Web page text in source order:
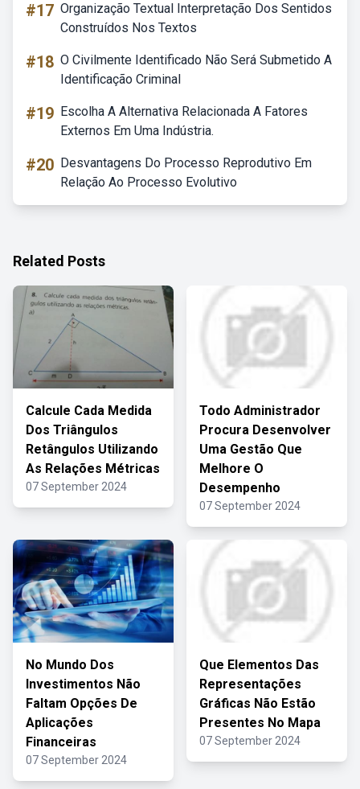
#17 Organização Textual Interpretação Dos Sentidos
Construídos Nos Textos
#18 O Civilmente Identificado Não Será Submetido A
Identificação Criminal
#19 Escolha A Alternativa Relacionada A Fatores
Externos Em Uma Indústria.
#20 Desvantagens Do Processo Reprodutivo Em
Relação Ao Processo Evolutivo
Related Posts
Calcule Cada Medida
Dos Triângulos
Retângulos Utilizando
As Relações Métricas
07 September 2024
Todo Administrador
Procura Desenvolver
Uma Gestão Que
Melhore O
Desempenho
07 September 2024
No Mundo Dos
Investimentos Não
Faltam Opções De
Aplicações
Financeiras
07 September 2024
Que Elementos Das
Representações
Gráficas Não Estão
Presentes No Mapa
07 September 2024